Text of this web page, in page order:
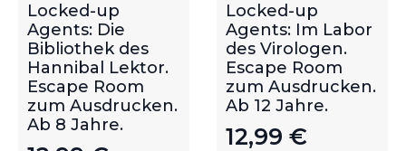
Locked-up
Agents: Die
Bibliothek des
Hannibal Lektor.
Escape Room
zum Ausdrucken.
Ab 8 Jahre.
Locked-up
Agents: Im Labor
des Virologen.
Escape Room
zum Ausdrucken.
Ab 12 Jahre.
12,99 €